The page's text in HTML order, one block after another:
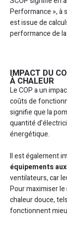
Performance », à
est issue de
performance de
IMPACT DU
À CHALEUR
Le COP a un
coûts de
signifie que la
quantité
énergétique.
Il est également
équipements
ventilateurs, car
Pour maximiser
chaleur douce,
fonctionnent